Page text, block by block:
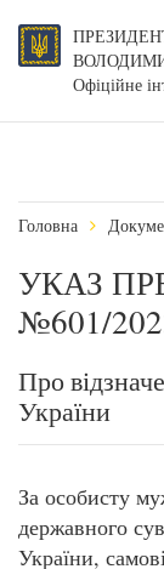
Офіційне
Головна
УКАЗ
№601/
Про
України
За особисту
державного
України,